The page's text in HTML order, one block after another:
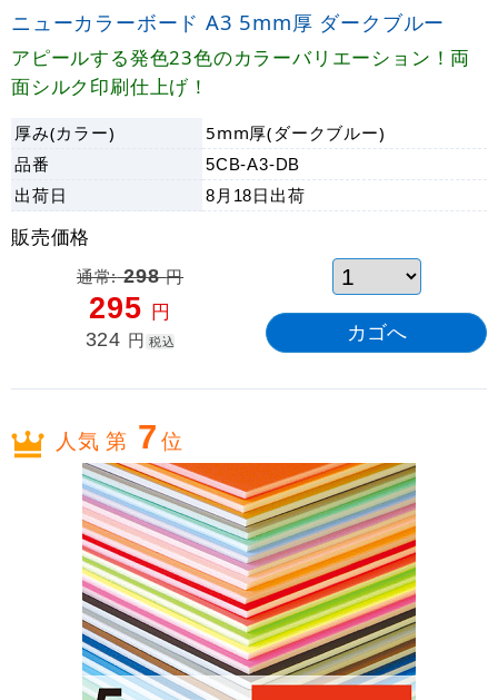
ニューカラーボード A3 5mm厚 ダークブルー
アピールする発色23色のカラーバリエーション！両
面シルク印刷仕上げ！
厚み(カラー)
5mm厚(ダークブルー)
品番
5CB-A3-DB
出荷日 8月18日 出荷
販売価格
通常:298円
295 円
324 円 税込
人気 第 7位